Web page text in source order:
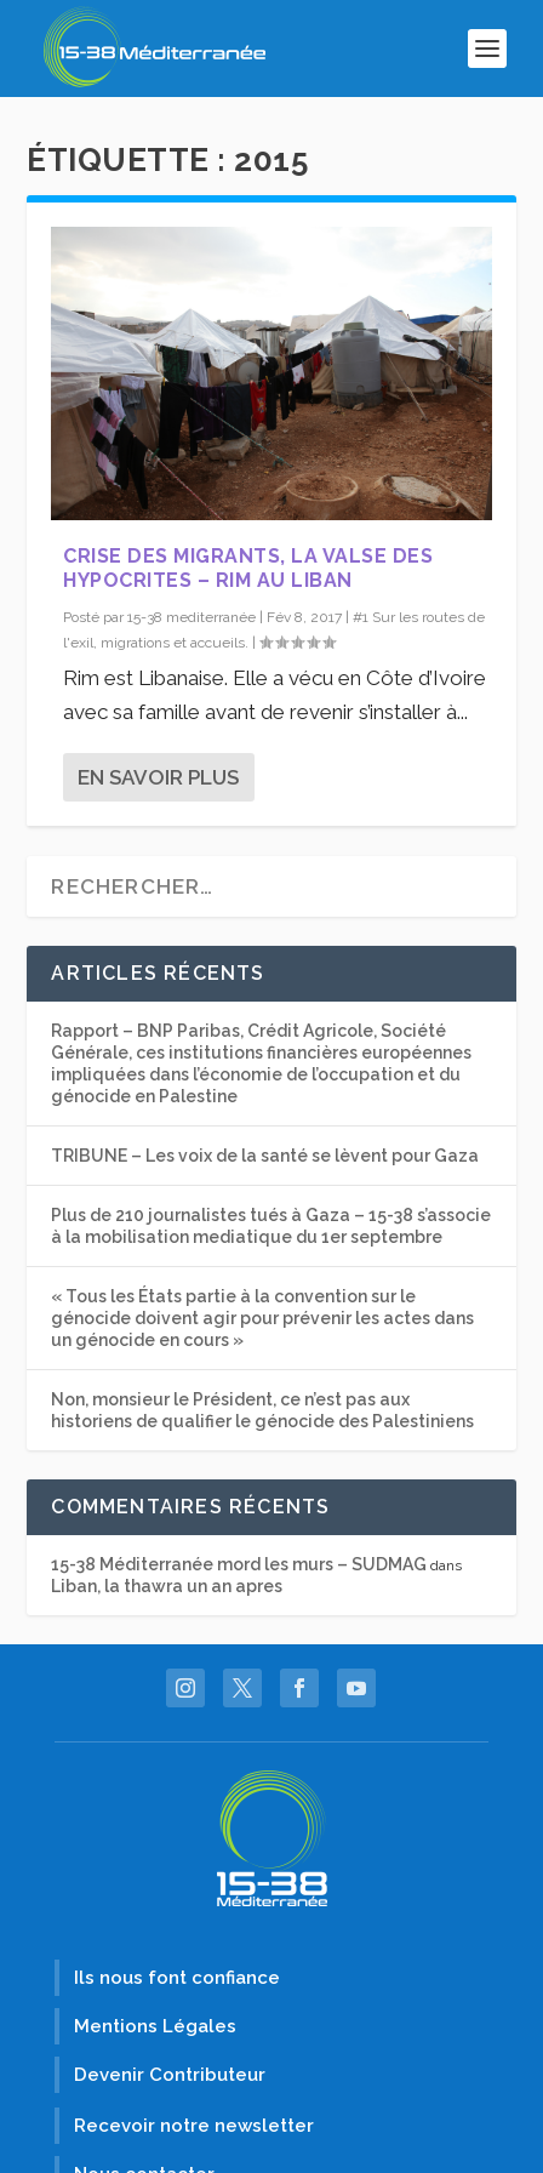
ÉTIQUETTE : 2015
CRISE DES MIGRANTS, LA VALSE DES
HYPOCRITES – RIM AU LIBAN
Posté par15-38 mediterranée Fév 8, 2017 |#1 Sur les routes de
l'exil, migrations et accueils.
|
Rim est Libanaise. Elle a vécu en Côte d’Ivoire
avec sa famille avant de revenir s’installer à...
EN SAVOIR PLUS
ARTICLES RÉCENTS
Rapport – BNP Paribas, Crédit Agricole, Société
Générale, ces institutions financières européennes
impliquées dans l’économie de l’occupation et du
génocide en Palestine
TRIBUNE – Les voix de la santé se lèvent pour Gaza
Plus de 210 journalistes tués à Gaza – 15-38 s’associe
à la mobilisation mediatique du 1er septembre
« Tous les États partie à la convention sur le
génocide doivent agir pour prévenir les actes dans
un génocide en cours »
Non, monsieur le Président, ce n’est pas aux
historiens de qualifier le génocide des Palestiniens
COMMENTAIRES RÉCENTS
15-38 Méditerranée mord les murs – SUDMAG dans
Liban, la thawra un an apres
Ils nous font confiance
Mentions Légales
Devenir Contributeur
Recevoir notre newsletter